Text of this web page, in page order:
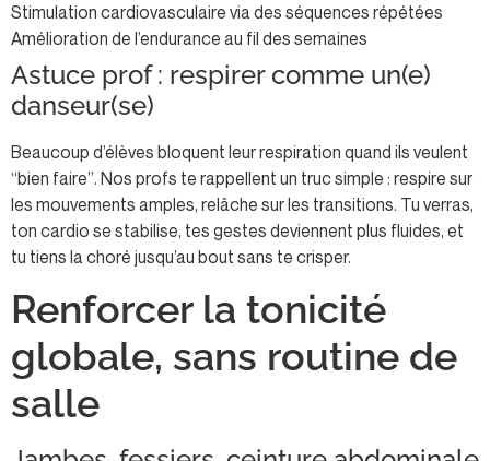
Stimulation cardiovasculaire via des séquences répétées
Amélioration de l’endurance au fil des semaines
Astuce prof : respirer comme un(e)
danseur(se)
Beaucoup d’élèves bloquent leur respiration quand ils veulent
“bien faire”. Nos profs te rappellent un truc simple : respire sur
les mouvements amples, relâche sur les transitions. Tu verras,
ton cardio se stabilise, tes gestes deviennent plus fluides, et
tu tiens la choré jusqu’au bout sans te crisper.
Renforcer la tonicité
globale, sans routine de
salle